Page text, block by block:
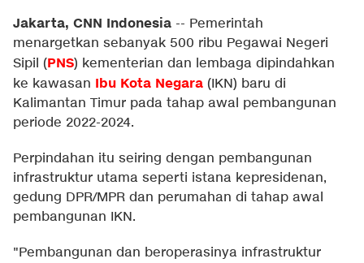
Jakarta, CNN Indonesia -- Pemerintah
menargetkan sebanyak 500 ribu Pegawai Negeri
Sipil (PNS) kementerian dan lembaga dipindahkan
ke kawasan Ibu Kota Negara (IKN) baru di
Kalimantan Timur pada tahap awal pembangunan
periode 2022-2024.
Perpindahan itu seiring dengan pembangunan
infrastruktur utama seperti istana kepresidenan,
gedung DPR/MPR dan perumahan di tahap awal
pembangunan IKN.
"Pembangunan dan beroperasinya infrastruktur